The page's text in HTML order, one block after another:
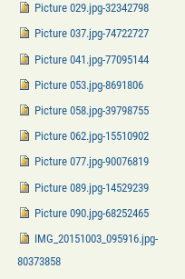
Picture 029.jpg-32342798
Picture 037.jpg-74722727
Picture 041.jpg-77095144
Picture 053.jpg-8691806
Picture 058.jpg-39798755
Picture 062.jpg-15510902
Picture 077.jpg-90076819
Picture 089.jpg-14529239
Picture 090.jpg-68252465
IMG_20151003_095916.jpg-
80373858